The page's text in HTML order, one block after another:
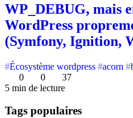
WP_DEBUG, mais
WordPress
(Symfony, Ignition,
Écosystème wordpress acorn
0
0
37
5 min de lecture
Tags populaires